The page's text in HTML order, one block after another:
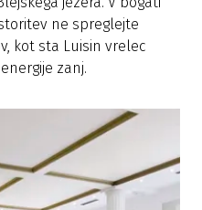
ne spreglejte
kot sta Luisin vrelec
zanj.